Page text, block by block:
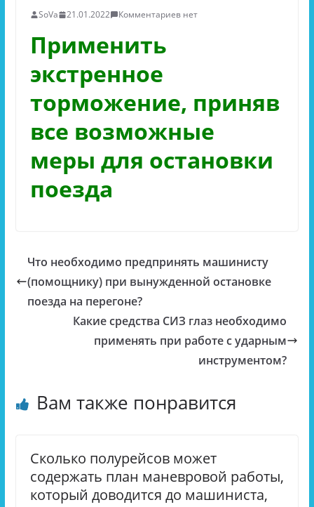
SoVa 21.01.2022 Комментариев нет
Применить
экстренное
торможение, приняв
все возможные
меры для остановки
поезда
Что необходимо предпринять машинисту
(помощнику) при вынужденной остановке
поезда на перегоне?
Какие средства СИЗ глаз необходимо
применять при работе с ударным
инструментом?
Вам также понравится
Сколько полурейсов может
содержать план маневровой работы,
который доводится до машиниста,